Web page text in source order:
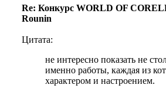
Re: Конкурс WORLD OF
Rounin
Цитата:
не интересно показать не
именно работы, каждая из
характером и настроением.